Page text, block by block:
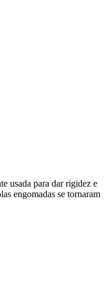
usada para dar rigidez e
engomadas se tornaram